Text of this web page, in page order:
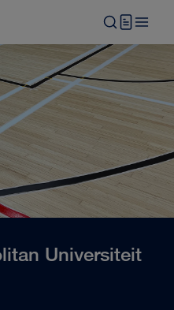
Universiteit